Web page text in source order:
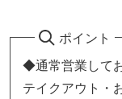
ポイント
◆通常営業して
テイクアウト・